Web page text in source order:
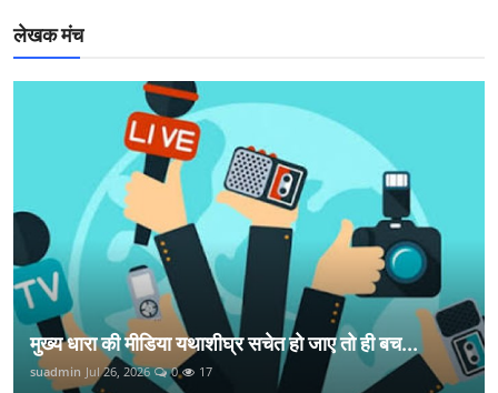
लेखक मंच
मुख्य धारा की मीडिया यथाशीघ्र सचेत हो जाए तो ही बच...
suadmin Jul 26, 2026 0 17